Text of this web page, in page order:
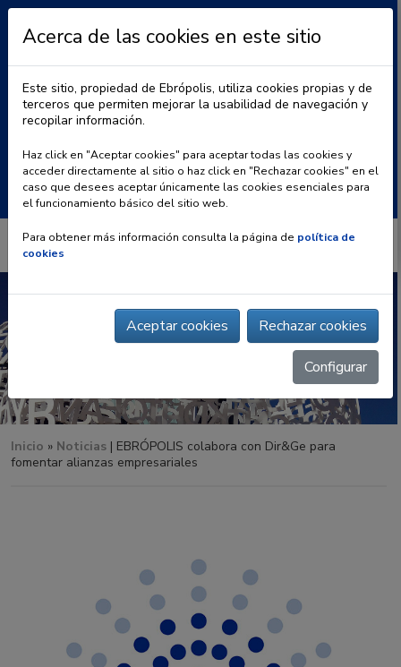
BLOG | CONTACTO
Buscar:
Inicio » Noticias | EBRÓPOLIS colabora con Dir&Ge para
fomentar alianzas empresariales
Acerca de las cookies en este sitio
Este sitio, propiedad de Ebrópolis, utiliza cookies propias y de
terceros que permiten mejorar la usabilidad de navegación y
recopilar información.
Haz click en "Aceptar cookies" para aceptar todas las cookies y
acceder directamente al sitio o haz click en "Rechazar cookies" en el
caso que desees aceptar únicamente las cookies esenciales para
el funcionamiento básico del sitio web.
Para obtener más información consulta la página de política de
cookies
Aceptar cookies Rechazar cookies
Configurar